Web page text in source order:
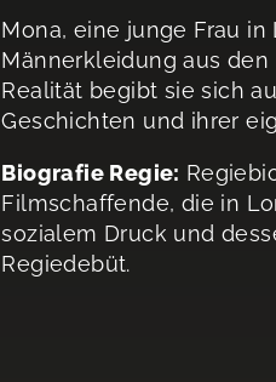
Mona, eine junge Frau
Männerkleidung aus
Realität begibt sie sich
Geschichten und ihrer
Biografie Regie:
Filmschaffende, die in
sozialem Druck und
Regiedebüt.